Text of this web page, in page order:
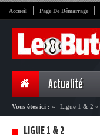
Accueil Page De Démarrage
Actualité
Vous êtes ici : » Ligue 1 & 2 »
LIGUE 1 & 2